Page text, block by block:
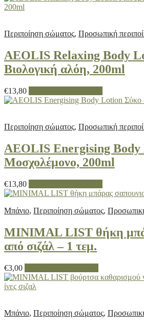
Περιποίηση σώματος, Προσωπική
AEOLIS Relaxing Body
Βιολογική αλόη, 200ml
€13,80
Περιποίηση σώματος, Προσωπική
AEOLIS Energising
Μοσχολέμονο, 200ml
€13,80
Μπάνιο, Περιποίηση σώματος,
MINIMAL LIST θήκη
από σιζάλ – 1 τεμ.
€3,00
Μπάνιο, Περιποίηση σώματος,